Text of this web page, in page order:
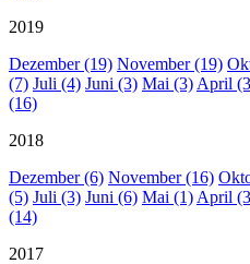
2019
Dezember (19) November (19)
(7) Juli (4) Juni (3) Mai (3) April
(16)
2018
Dezember (6) November (16)
(5) Juli (3) Juni (6) Mai (1) April
(14)
2017